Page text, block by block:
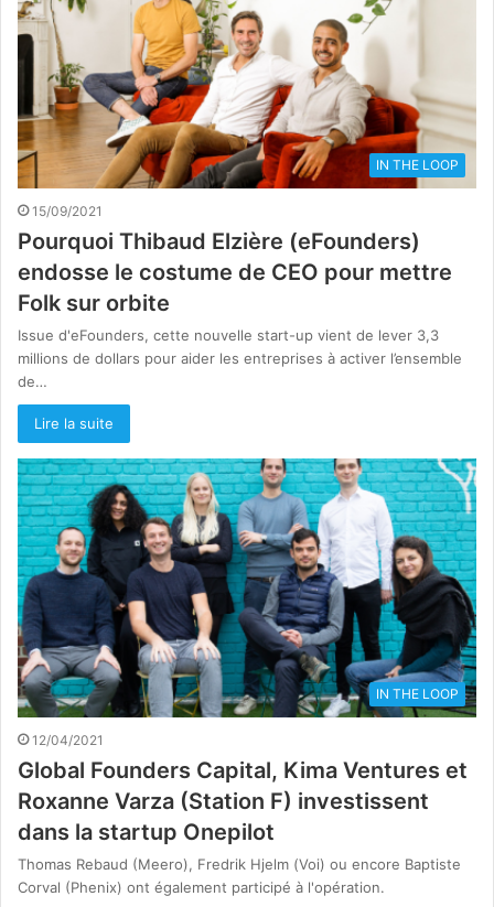
IN THE LOOP
15/09/2021
Pourquoi Thibaud Elzière (eFounders)
endosse le costume de CEO pour mettre
Folk sur orbite
Issue d'eFounders, cette nouvelle start-up vient de lever 3,3
millions de dollars pour aider les entreprises à activer l’ensemble
de…
Lire la suite
IN THE LOOP
12/04/2021
Global Founders Capital, Kima Ventures et
Roxanne Varza (Station F) investissent
dans la startup Onepilot
Thomas Rebaud (Meero), Fredrik Hjelm (Voi) ou encore Baptiste
Corval (Phenix) ont également participé à l'opération.